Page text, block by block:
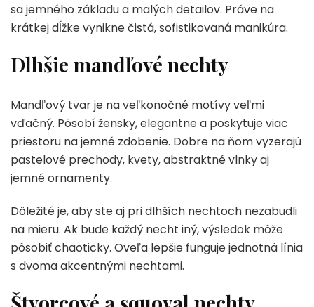
sa jemného základu a malých detailov. Práve na
krátkej dĺžke vynikne čistá, sofistikovaná manikúra.
Dlhšie mandľové nechty
Mandľový tvar je na veľkonočné motívy veľmi
vďačný. Pôsobí žensky, elegantne a poskytuje viac
priestoru na jemné zdobenie. Dobre na ňom vyzerajú
pastelové prechody, kvety, abstraktné vlnky aj
jemné ornamenty.
Dôležité je, aby ste aj pri dlhších nechtoch nezabudli
na mieru. Ak bude každý necht iný, výsledok môže
pôsobiť chaoticky. Oveľa lepšie funguje jednotná línia
s dvoma akcentnými nechtami.